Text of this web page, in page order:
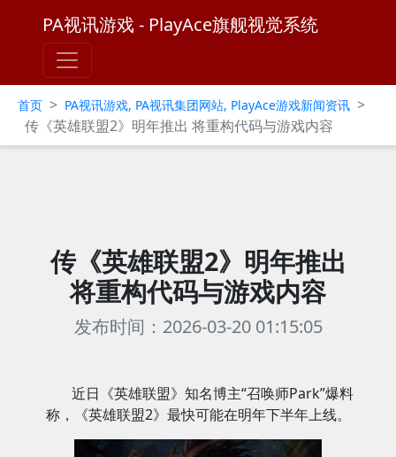
PA视讯游戏 - PlayAce旗舰视觉系统
首页 > PA视讯游戏, PA视讯集团网站, PlayAce游戏新闻资讯 >
传《英雄联盟2》明年推出 将重构代码与游戏内容
传《英雄联盟2》明年推出
将重构代码与游戏内容
发布时间：2026-03-20 01:15:05
近日《英雄联盟》知名博主“召唤师Park”爆料
称，《英雄联盟2》最快可能在明年下半年上线。